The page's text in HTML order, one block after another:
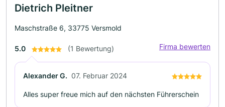
Dietrich Pleitner
Maschstraße 6, 33775 Versmold
5.0 (1 Bewertung) Firma bewerten
Alexander G. 07. Februar 2024
Alles super freue mich auf den nächsten Führerschein